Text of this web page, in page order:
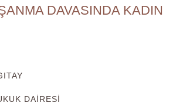
DAVASINDA KADIN
DAİRESİ